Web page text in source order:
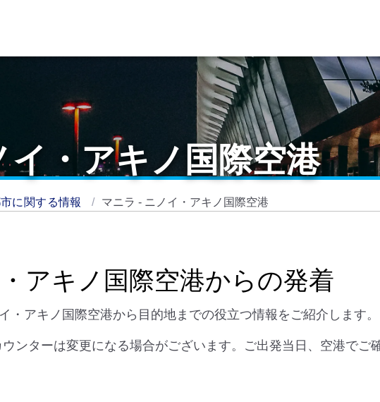
イ・アキノ国際空港
に関する情報 マニラ - ニノイ・アキノ国際空港
アキノ国際空港からの発着
・アキノ国際空港から目的地までの役立つ情報をご紹介します。
ンターは変更になる場合がございます。ご出発当日、空港でご